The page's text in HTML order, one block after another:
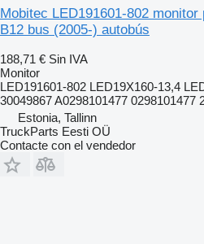
Mobitec LED191601-802
B12 bus (2005-) autobús
188,71 € Sin IVA
Monitor
LED191601-802 LED19X160-13,4
30049867 A0298101477 0298101477
Estonia, Tallinn
TruckParts Eesti OÜ
Contacte con el vendedor